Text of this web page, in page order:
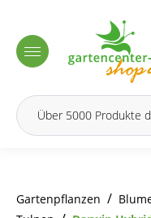
Gartenpflanzen /